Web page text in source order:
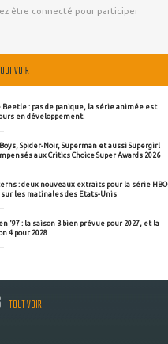
être connecté pour participer
VOIR
Beetle : pas de panique, la série animée est
en développement.
Spider-Noir, Superman et aussi Supergirl
aux Critics Choice Super Awards 2026
: deux nouveaux extraits pour la série HBO
sur les matinales des Etats-Unis
'97 : la saison 3 bien prévue pour 2027, et la
4 pour 2028
TOUT VOIR